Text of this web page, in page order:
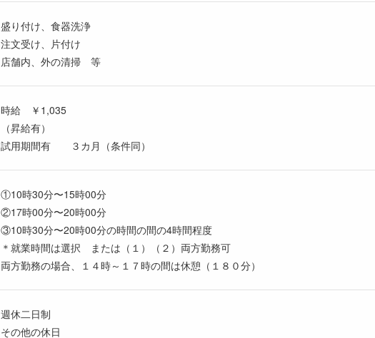
盛り付け、食器洗浄
注文受け、片付け
店舗内、外の清掃 等
時給 ￥1,035
（昇給有）
試用期間有 ３カ月（条件同）
①10時30分〜15時00分
②17時00分〜20時00分
③10時30分〜20時00分の時間の間の4時間程度
＊就業時間は選択 または（１）（２）両方勤務可
両方勤務の場合、１４時～１７時の間は休憩（１８０分）
週休二日制
その他の休日